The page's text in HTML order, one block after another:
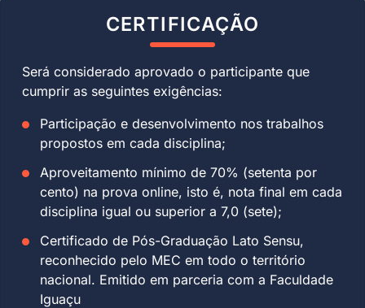
CERTIFICAÇÃO
Será considerado aprovado o participante que
cumprir as seguintes exigências:
Participação e desenvolvimento nos trabalhos
propostos em cada disciplina;
Aproveitamento mínimo de 70% (setenta por
cento) na prova online, isto é, nota final em cada
disciplina igual ou superior a 7,0 (sete);
Certificado de Pós-Graduação Lato Sensu,
reconhecido pelo MEC em todo o território
nacional. Emitido em parceria com a Faculdade
Iguaçu